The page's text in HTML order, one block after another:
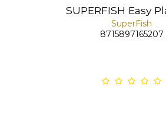
SUPERFISH Easy
SuperFish
8715897165207